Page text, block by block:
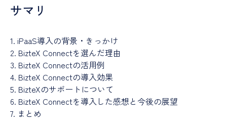
サマリ
1. iPaaS導入の背景・きっかけ
2. BizteX Connectを選んだ理由
3. BizteX Connectの活用例
4. BizteX Connectの導入効果
5. BizteXのサポートについて
6. BizteX Connectを導入した感想と今後の展望
7. まとめ